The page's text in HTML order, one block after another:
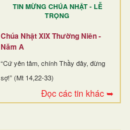
TIN MỪNG CHÚA NHẬT - LỄ
TRỌNG
Chúa Nhật XIX Thường Niên -
Năm A
“Cứ yên tâm, chính Thầy đây, đừng
sợ!” (Mt 14,22-33)
Đọc các tin khác ➥